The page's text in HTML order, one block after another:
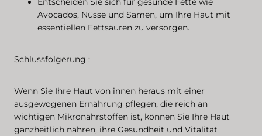
Avocados, Nüsse und Samen, um Ihre Haut mit
essentiellen Fettsäuren zu versorgen.
Schlussfolgerung :
Wenn Sie Ihre Haut von innen heraus mit einer
ausgewogenen Ernährung pflegen, die reich an
wichtigen Mikronährstoffen ist, können Sie Ihre Haut
ganzheitlich nähren, ihre Gesundheit und Vitalität